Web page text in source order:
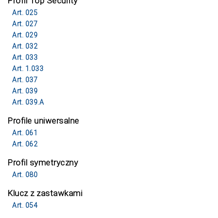
Art. 025
Art. 027
Art. 029
Art. 032
Art. 033
Art. 1.033
Art. 037
Art. 039
Art. 039.A
Profile uniwersalne
Art. 061
Art. 062
Profil symetryczny
Art. 080
Klucz z zastawkami
Art. 054